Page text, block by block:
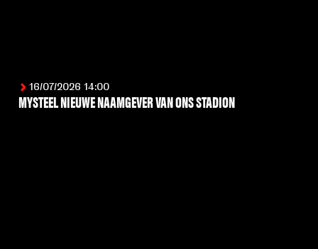
16/07/2026 14:00
MYSTEEL NIEUWE NAAMGEVER VAN ONS STADION